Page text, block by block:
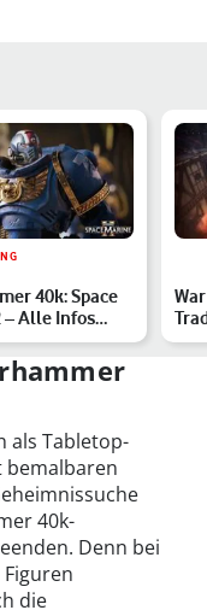
40k: Space
– Alle Infos
Game
als Tabletop-
bemalbaren
40k-
Denn bei
die